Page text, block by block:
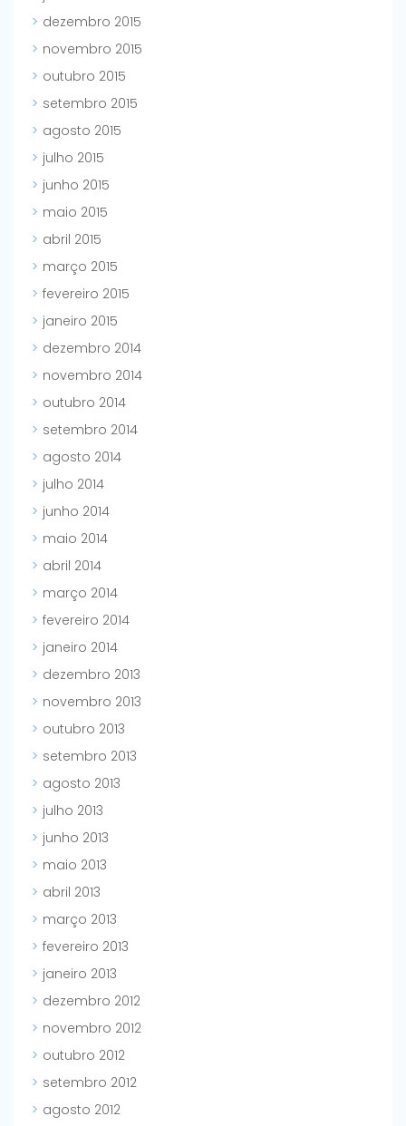
dezembro 2015
novembro 2015
outubro 2015
setembro 2015
agosto 2015
julho 2015
junho 2015
maio 2015
abril 2015
março 2015
fevereiro 2015
janeiro 2015
dezembro 2014
novembro 2014
outubro 2014
setembro 2014
agosto 2014
julho 2014
junho 2014
maio 2014
abril 2014
março 2014
fevereiro 2014
janeiro 2014
dezembro 2013
novembro 2013
outubro 2013
setembro 2013
agosto 2013
julho 2013
junho 2013
maio 2013
abril 2013
março 2013
fevereiro 2013
janeiro 2013
dezembro 2012
novembro 2012
outubro 2012
setembro 2012
agosto 2012